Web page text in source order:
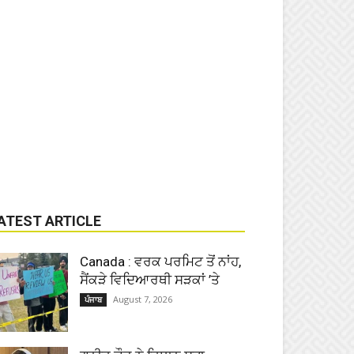
ARTICLE
Canada : ਵਰਕ ਪਰਮਿਟ ਤੋਂ ਨਾਂਹ,
ਸੈਂਕੜੇ ਵਿਦਿਆਰਥੀ ਸੜਕਾਂ ’ਤੇ
ਪੰਜਾਬ August 7, 2026